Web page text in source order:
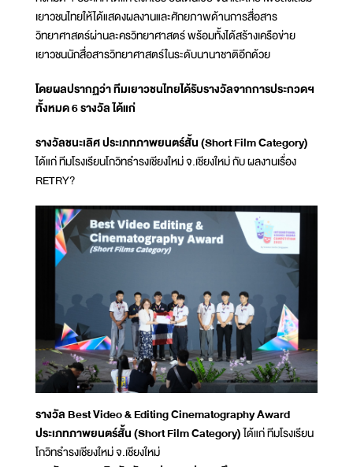
เยาวชนไทยให้ได้แสดงผลงานและศักยภาพด้านการสื่อสาร
วิทยาศาสตร์ผ่านละครวิทยาศาสตร์ พร้อมทั้งได้สร้างเครือข่าย
เยาวชนนักสื่อสารวิทยาศาสตร์ในระดับนานาชาติอีกด้วย
โดยผลปรากฏว่า ทีมเยาวชนไทยได้รับรางวัลจากการประกวดฯ
ทั้งหมด 6 รางวัล ได้แก่
รางวัลชนะเลิศ ประเภทภาพยนตร์สั้น (Short Film Category)
ได้แก่ ทีมโรงเรียนโกวิทธำรงเชียงใหม่ จ.เชียงใหม่ กับ ผลงานเรื่อง
RETRY?
รางวัล Best Video & Editing Cinematography Award
ประเภทภาพยนตร์สั้น (Short Film Category)ได้แก่ ทีมโรงเรียน
โกวิทธำรงเชียงใหม่ จ.เชียงใหม่